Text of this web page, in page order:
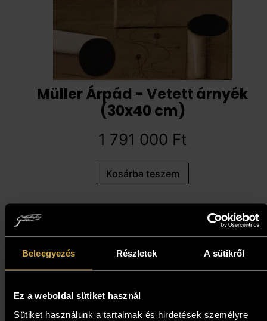
Beleegyezés Részletek A sütikről
Ez a weboldal sütiket használ
Sütiket használunk a tartalmak és hirdetések személyre
Müller Árpád - Vetett árnyék
(30x40 cm)
1 791 000 Ft
Kosárba teszem